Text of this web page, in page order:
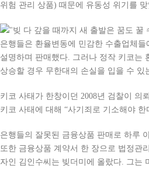
위험 관리 상품) 때문에 유동성 위기를
은행들은 환율변동에 민감한 수출업체
설명하며 판매했다. 그러나 정작 키코는
상승할 경우 무한대의 손실을 입을 수
키코 사태가 한창이던 2008년 검찰이 의
키코 사태에 대해 “사기죄로 기소해야 한
은행들의 잘못된 금융상품 판매로 하루
또한 금융상품 계약서 한 장으로 법정관
자인 김인수씨는 빚더미에 올랐다. 그는